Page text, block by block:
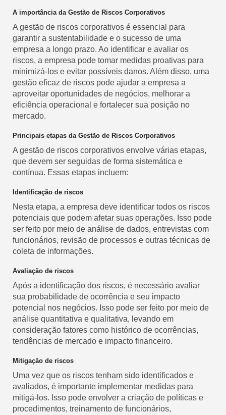
A importância da Gestão de Riscos Corporativos
A gestão de riscos corporativos é essencial para
garantir a sustentabilidade e o sucesso de uma
empresa a longo prazo. Ao identificar e avaliar os
riscos, a empresa pode tomar medidas proativas para
minimizá-los e evitar possíveis danos. Além disso, uma
gestão eficaz de riscos pode ajudar a empresa a
aproveitar oportunidades de negócios, melhorar a
eficiência operacional e fortalecer sua posição no
mercado.
Principais etapas da Gestão de Riscos Corporativos
A gestão de riscos corporativos envolve várias etapas,
que devem ser seguidas de forma sistemática e
contínua. Essas etapas incluem:
Identificação de riscos
Nesta etapa, a empresa deve identificar todos os riscos
potenciais que podem afetar suas operações. Isso pode
ser feito por meio de análise de dados, entrevistas com
funcionários, revisão de processos e outras técnicas de
coleta de informações.
Avaliação de riscos
Após a identificação dos riscos, é necessário avaliar
sua probabilidade de ocorrência e seu impacto
potencial nos negócios. Isso pode ser feito por meio de
análise quantitativa e qualitativa, levando em
consideração fatores como histórico de ocorrências,
tendências de mercado e impacto financeiro.
Mitigação de riscos
Uma vez que os riscos tenham sido identificados e
avaliados, é importante implementar medidas para
mitigá-los. Isso pode envolver a criação de políticas e
procedimentos, treinamento de funcionários,